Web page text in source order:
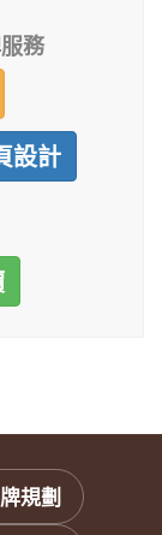
務
設計
規劃